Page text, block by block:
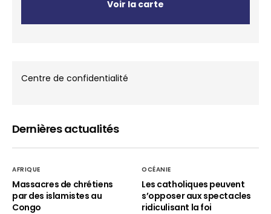
Voir la carte
Centre de confidentialité
Dernières actualités
AFRIQUE
Massacres de chrétiens
par des islamistes au
Congo
OCÉANIE
Les catholiques peuvent
s’opposer aux spectacles
ridiculisant la foi